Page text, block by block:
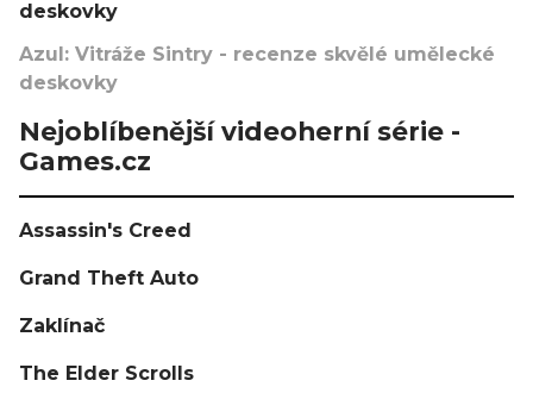
deskovky
Azul: Vitráže Sintry - recenze skvělé umělecké
deskovky
Nejoblíbenější videoherní série -
Games.cz
Assassin's Creed
Grand Theft Auto
Zaklínač
The Elder Scrolls